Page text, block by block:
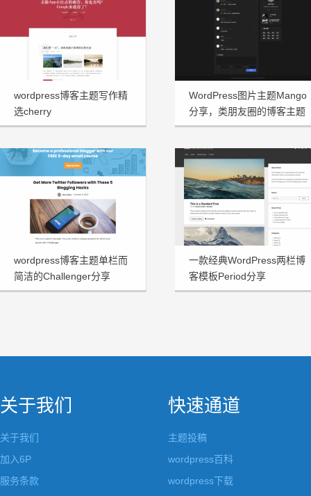
wordpress博客主题写作精
选cherry
WordPress图片主题Mango
分享，类朋友圈的博客主题
wordpress博客主题单栏而
简洁的Challenger分享
一款经典WordPress两栏博
客模板Period分享
关于我们
关于我们
加入6P
服务条款
快速通道
主题投稿
wordpress百科
wordpress下载